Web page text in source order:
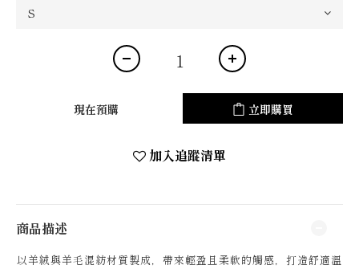
現在預購 立即購買
加入追蹤清單
商品描述
以羊絨與羊毛混紡材質製成，帶來輕盈且柔軟的觸感，打造舒適溫